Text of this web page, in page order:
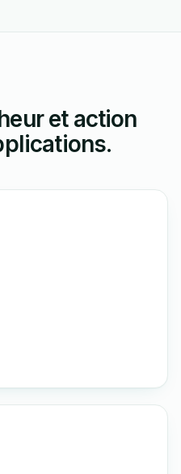
et action